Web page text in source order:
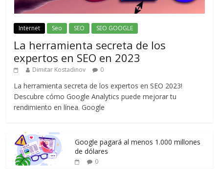
Internet Seo SEO SEO GOOGLE
La herramienta secreta de los
expertos en SEO en 2023
Dimitar Kostadinov 0
La herramienta secreta de los expertos en SEO 2023!
Descubre cómo Google Analytics puede mejorar tu
rendimiento en línea. Google
Google pagará al menos 1.000 millones
de dólares
0